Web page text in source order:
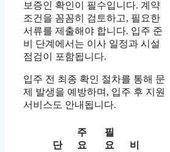
보증인 확인이 필수입니다. 계약
조건을 꼼꼼히 검토하고, 필요한
서류를 제출해야 합니다. 입주 준
비 단계에서는 이사 일정과 시설
점검이 포함됩니다.
입주 전 최종 확인 절차를 통해 문
제 발생을 예방하며, 입주 후 지원
서비스도 안내됩니다.
단
주
요
필
요
비